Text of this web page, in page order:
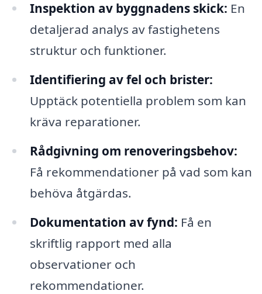
Inspektion av byggnadens skick: En
detaljerad analys av fastighetens
struktur och funktioner.
Identifiering av fel och brister:
Upptäck potentiella problem som kan
kräva reparationer.
Rådgivning om renoveringsbehov:
Få rekommendationer på vad som kan
behöva åtgärdas.
Dokumentation av fynd: Få en
skriftlig rapport med alla
observationer och
rekommendationer.